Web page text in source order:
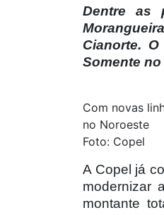
Dentre as
Cianorte.
Somente
Com novas
no Noroeste
Foto: Copel
A Copel já
modernizar
montante